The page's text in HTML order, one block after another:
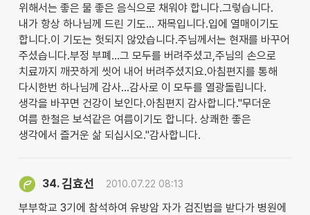
위해서는 좋은 물 좋은 음식으로 채워야 합니다.그렇습니다.
내가 항상 하나님께 드린 기도... 재목입니다.입에 열매이기도
합니다.이 기도는 헛되지 않았습니다.주님께서는 현재를 바꾸어
주셨습니다.부정 부폐...그 모두를 버려주셨고,주님의 손으로
치료까지 깨끗하게 씻어 내어 버려주셨지요.아침편지를 통해
다시한번 하나님께 감사...감사로 이 모두를 열광돌립니다.
생각을 바꾸면 건강이 보인다.아침편지 감사합니다."무더운
여름 한철은 보석같은 여름이기도 합니다. 상쾌한 좋은
생각에서 즐거운 삶 되십시오."감사합니다.
34.김효선 2010.07.22 08:13
부부학교 3기에 참석하여 유방암 자가 검진법을 받다가 병원에